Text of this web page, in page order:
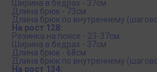
Ширина в бедрах - 37см
Длина брюк - 73см
Длина брюк по внутреннему
На рост 128:
Резинка на поясе - 23-37см
Ширина в бедрах - 37см
Длина брюк - 68см
Длина брюк по внутреннему
На рост 134: